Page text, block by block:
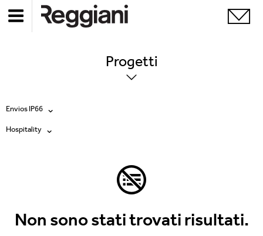
Progetti
Envios IP66
Tutti i prodotti
Mood Evo
Hospitality
Non sono stati trovati risultati.